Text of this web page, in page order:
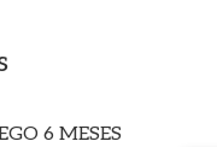
6 MESES